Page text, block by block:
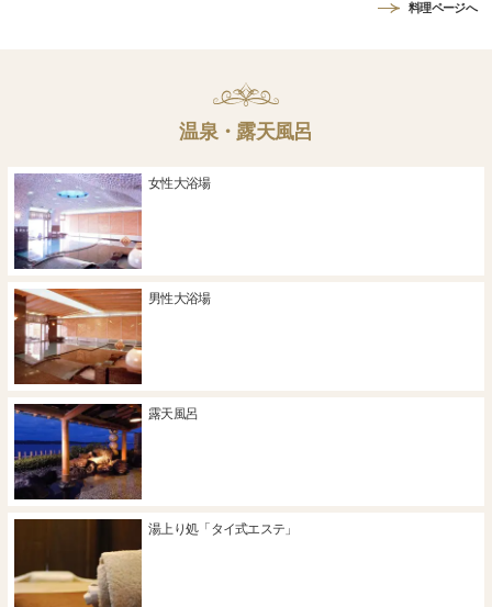
料理ページへ
温泉・露天風呂
女性大浴場
男性大浴場
露天風呂
湯上り処「タイ式エステ」